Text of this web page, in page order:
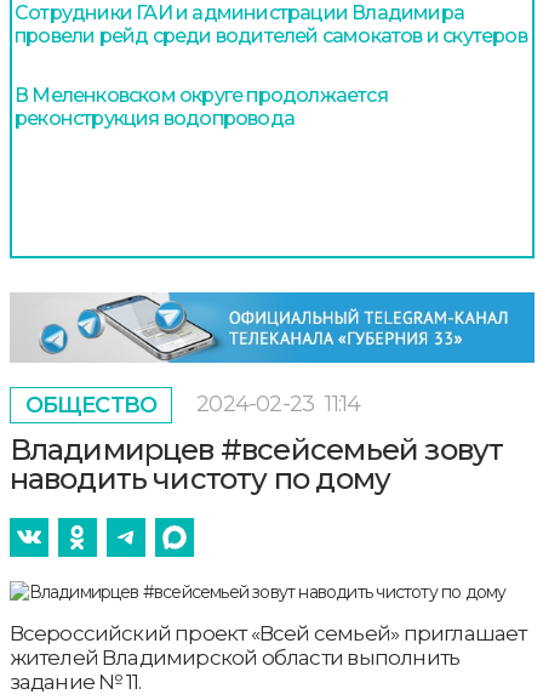
Сотрудники ГАИ и администрации Владимира
провели рейд среди водителей самокатов и скутеров
В Меленковском округе продолжается
реконструкция водопровода
ОБЩЕСТВО 2024-02-23 11:14
Владимирцев #всейсемьей зовут
наводить чистоту по дому
Всероссийский проект «Всей семьей» приглашает
жителей Владимирской области выполнить
задание № 11.